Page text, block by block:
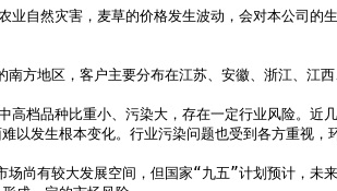
发生根本变化。行业污染问题也受到各方重视，